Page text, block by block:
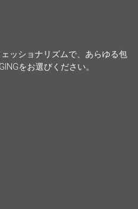
ッショナリズムで、あらゆる包
をお選びください。